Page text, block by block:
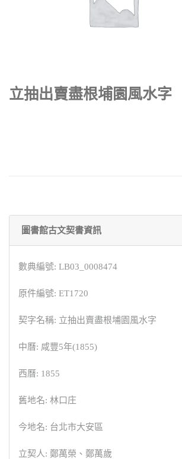
立抽出賣盡根埔園風水字
圖書館古文契書資訊
數典編號: LB03_0008474
原件編號: ET1720
契字名稱: 立抽出賣盡根埔園風水字
中曆: 咸豐5年(1855)
西曆: 1855
舊地名: 林口庄
今地名: 台北市大安區
立契人: 鄭萬榮、鄭萬歲